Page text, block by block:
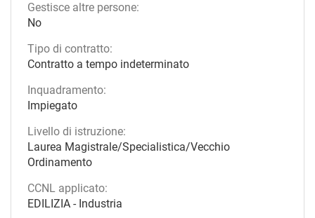
Gestisce altre persone:
No
Tipo di contratto:
Contratto a tempo indeterminato
Inquadramento:
Impiegato
Livello di istruzione:
Laurea Magistrale/Specialistica/Vecchio
Ordinamento
CCNL applicato:
EDILIZIA - Industria